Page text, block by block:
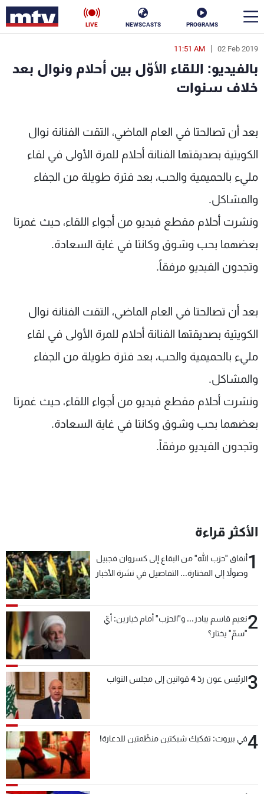
PROGRAMS
NEWSCASTS
LIVE
02 Feb 2019
11:51 AM
بالفيديو: اللقاء الأوّل بين أحلام ونوال بعد
خلاف سنوات
بعد أن تصالحتا في العام الماضي، التقت الفنانة نوال
الكويتية بصديقتها الفنانة أحلام للمرة الأولى في لقاء
مليء بالحميمية والحب، بعد فترة طويلة من الجفاء
والمشاكل.
ونشرت أحلام مقطع فيديو من أجواء اللقاء، حيث غمرتا
بعضهما بحب وشوق وكانتا في غاية السعادة.
وتجدون الفيديو مرفقاً.
بعد أن تصالحتا في العام الماضي، التقت الفنانة نوال
الكويتية بصديقتها الفنانة أحلام للمرة الأولى في لقاء
مليء بالحميمية والحب، بعد فترة طويلة من الجفاء
والمشاكل.
ونشرت أحلام مقطع فيديو من أجواء اللقاء، حيث غمرتا
بعضهما بحب وشوق وكانتا في غاية السعادة.
وتجدون الفيديو مرفقاً.
الأكثر قراءة
1أنفاق "حزب الله" من البقاع إلى كسروان فجبيل
وصولاً إلى المختارة... التفاصيل في نشرة الأخبار
2نعيم قاسم يبادر... و"الحزب" أمام خيارين: أيّ
"سمّ" يختار؟
3الرئيس عون ردّ 4 قوانين إلى مجلس النواب
4في بيروت: تفكيك شبكتين منظّمتين للدعارة!
en
الأخبار
إقتصاد فن
منوعات رياضة
البرامج
جدول البرامج
عن MTV
لاعلاناتكم
وظائف
تواصل معنا
شروط الإسـتخدام